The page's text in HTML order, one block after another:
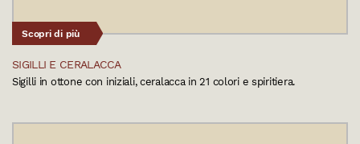
Scopri di più
SIGILLI E CERALACCA
Sigilli in ottone con iniziali, ceralacca in 21 colori e spiritiera.